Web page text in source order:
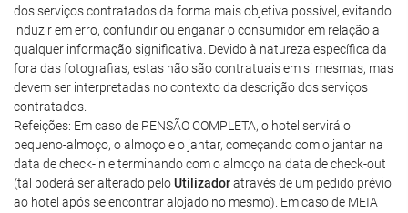
dos serviços contratados da forma mais objetiva possível, evitando
induzir em erro, confundir ou enganar o consumidor em relação a
qualquer informação significativa. Devido à natureza específica da
fora das fotografias, estas não são contratuais em si mesmas, mas
devem ser interpretadas no contexto da descrição dos serviços
contratados.
Refeições: Em caso de PENSÃO COMPLETA, o hotel servirá o
pequeno-almoço, o almoço e o jantar, começando com o jantar na
data de check-in e terminando com o almoço na data de check-out
(tal poderá ser alterado peloUtilizadoratravés de um pedido prévio
ao hotel após se encontrar alojado no mesmo). Em caso de MEIA